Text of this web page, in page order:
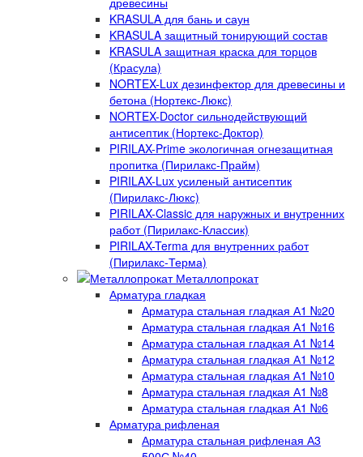
KRASULA для бань и саун
KRASULA защитный тонирующий состав
KRASULA защитная краска для торцов
(Красула)
NORTEX-Lux дезинфектор для древесины и
бетона (Нортекс-Люкс)
NORTEX-Doctor сильнодействующий
антисептик (Нортекс-Доктор)
PIRILAX-Prime экологичная огнезащитная
пропитка (Пирилакс-Прайм)
PIRILAX-Lux усиленый антисептик
(Пирилакс-Люкс)
PIRILAX-Classic для наружных и внутренних
работ (Пирилакс-Классик)
PIRILAX-Terma для внутренних работ
(Пирилакс-Терма)
Металлопрокат
Арматура гладкая
Арматура стальная гладкая А1 №20
Арматура стальная гладкая А1 №16
Арматура стальная гладкая А1 №14
Арматура стальная гладкая А1 №12
Арматура стальная гладкая А1 №10
Арматура стальная гладкая А1 №8
Арматура стальная гладкая А1 №6
Арматура рифленая
Арматура стальная рифленая А3